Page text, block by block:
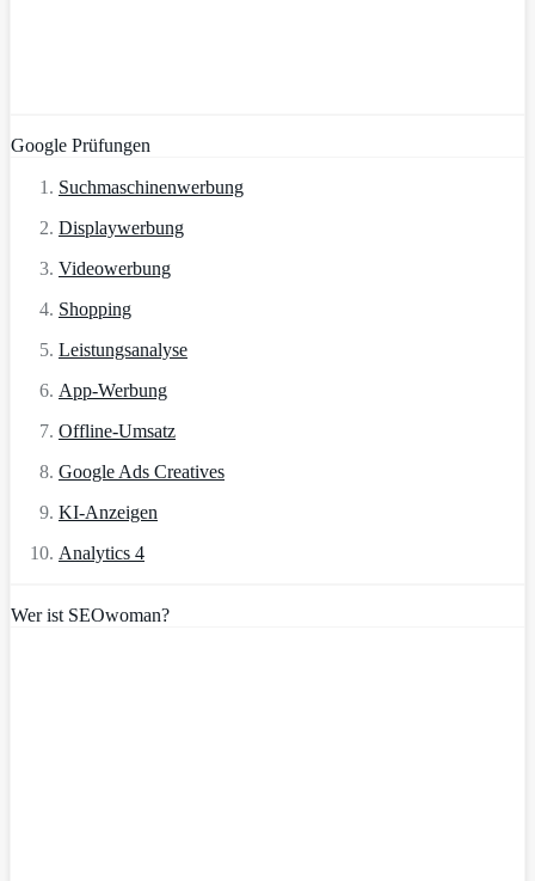
Google Prüfungen
Suchmaschinenwerbung
Displaywerbung
Videowerbung
Shopping
Leistungsanalyse
App-Werbung
Offline-Umsatz
Google Ads Creatives
KI-Anzeigen
Analytics 4
Wer ist SEOwoman?